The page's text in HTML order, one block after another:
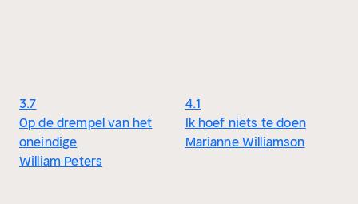
3.7
Op de drempel van het
oneindige
William Peters
4.1
Ik hoef niets te doen
Marianne Williamson